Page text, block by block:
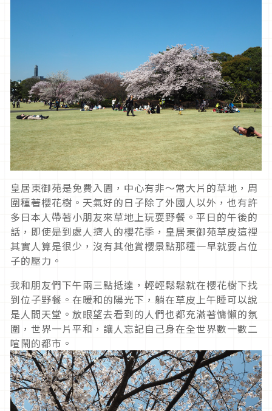
皇居東御苑是免費入園，中心有非～常大片的草地，周
圍種著櫻花樹。天氣好的日子除了外國人以外，也有許
多日本人帶著小朋友來草地上玩耍野餐。平日的午後的
話，即使是到處人擠人的櫻花季，皇居東御苑草皮這裡
其實人算是很少，沒有其他賞櫻景點那種一早就要占位
子的壓力。
我和朋友們下午兩三點抵達，輕輕鬆鬆就在櫻花樹下找
到位子野餐。在暖和的陽光下，躺在草皮上午睡可以說
是人間天堂。放眼望去看到的人們也都充滿著慵懶的氛
圍，世界一片平和，讓人忘記自己身在全世界數一數二
喧鬧的都市。